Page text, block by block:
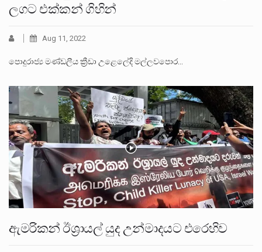
ලගට එක්කන් ගිහින්
Aug 11, 2022
පොදුරාජ්‍ය මණ්ඩලීය ක්‍රීඩා උළෙලේදි මල්ලවපොර…
ඇමරිකන් ඊශ්‍රායල් යුද උන්මාදයට එරෙහිව